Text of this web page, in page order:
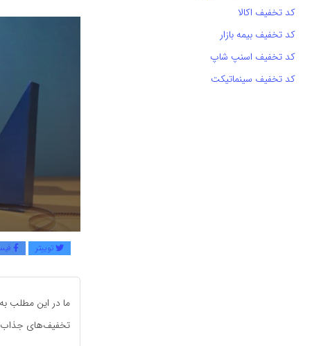
کد تخفیف اکالا
کد تخفیف بیمه بازار
کد تخفیف اسنپ شاپ
کد تخفیف سینماتیکت
توییتر
ما در این مطلب
تخفیف‌های جذاب